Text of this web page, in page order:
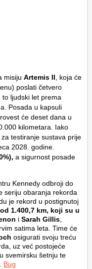
misiju Artemis II, koja će
poslati četvero
ljudski let prema
Posada u kapsuli
će deset dana u
kilometara. Iako
testiranje sustava prije
2028. godine.
a sigurnost posade
Kennedy odbroji do
seriju obaranja rekorda
je rekord u postignutoj
1.400,7 km, koji su u
i Sarah Gillis,
satima leta. Time će
osigurati svoju treću
uz već postojeće
svemirsku šetnju te
Bug